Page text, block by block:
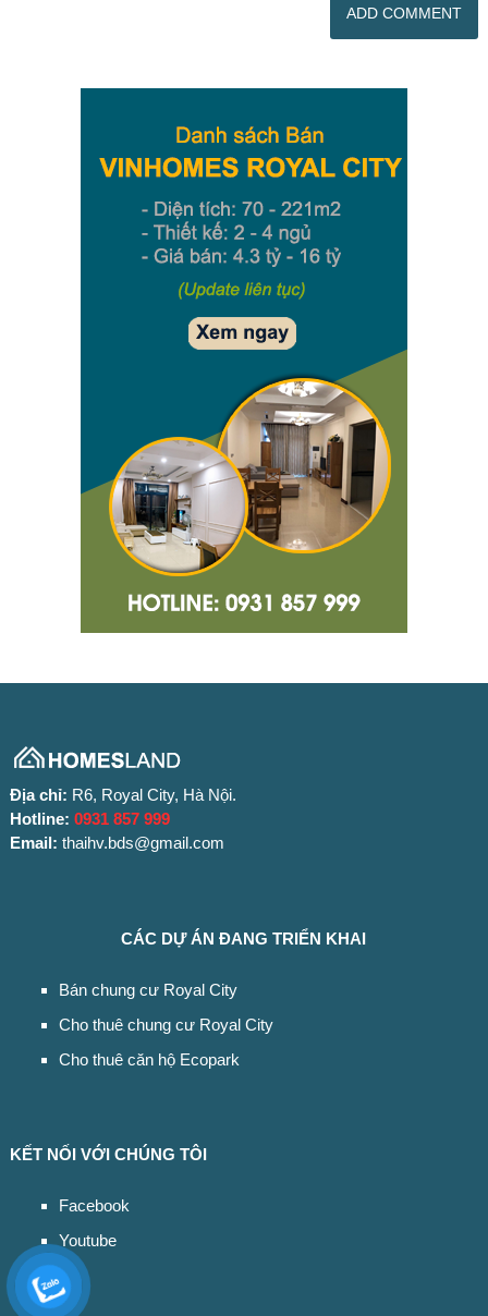
Địa chỉ: R6, Royal City, Hà Nội.
Hotline: 0931 857 999
Email: thaihv.bds@gmail.com
CÁC DỰ ÁN ĐANG TRIỂN KHAI
Bán chung cư Royal City
Cho thuê chung cư Royal City
Cho thuê căn hộ Ecopark
KẾT NỐI VỚI CHÚNG TÔI
Facebook
Youtube